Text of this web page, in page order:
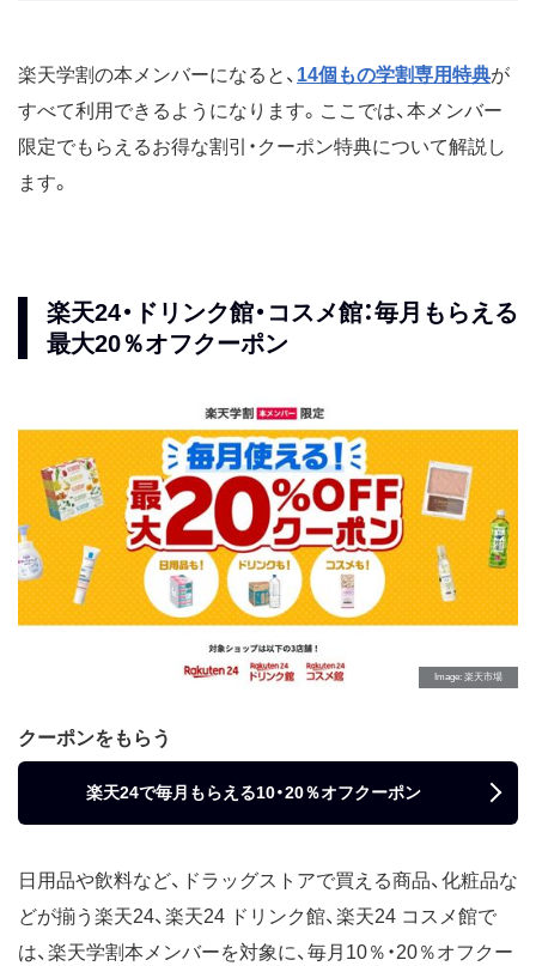
楽天学割の本メンバーになると、 14個もの学割専用特典が
すべて利用できるようになります。ここでは、本メンバー
限定でもらえるお得な割引・クーポン特典について解説し
ます。
楽天24・ドリンク館・コスメ館：毎月もらえる
最大20％オフクーポン
Image 楽天市場
クーポンをもらう
楽天24で毎月もらえる10・20％オフクーポン
日用品や飲料など、ドラッグストアで買える商品、化粧品な
どが揃う楽天24、楽天24 ドリンク館、楽天24 コスメ館で
は、楽天学割本メンバーを対象に、毎月10％・20％オフクー